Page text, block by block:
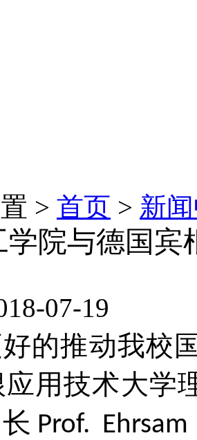
> 首页 > 新
学院与德国宾
07-19
的推动我校
用技术大学
Prof. Ehrsam